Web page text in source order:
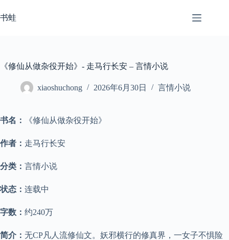
至
书蛙
《修仙从做杂役开始》- 走马行长安 – 言情小说
xiaoshuchong 2026年6月30日 言情小说
书名： 《修仙从做杂役开始》
作者： 走马行长安
分类： 言情小说
状态： 连载中
字数： 约240万
简介： 无CP凡人流修仙文。妖邪横行的修真界，一女子不惧险